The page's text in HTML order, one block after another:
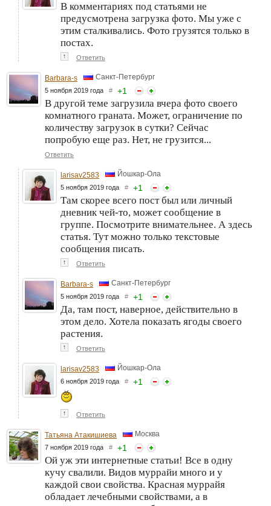
В комментариях под статьями не
предусмотрена загрузка фото. Мы уже с
этим сталкивались. Фото грузятся только в
постах.
↑ Ответить
Barbara-s Санкт-Петербург
5 ноября 2019 года # +1
В другой теме загрузила вчера фото своего
комнатного граната. Может, ограничение по
количеству загрузок в сутки? Сейчас
попробую еще раз. Нет, не грузится...
Ответить
larisav2583 Йошкар-Ола
5 ноября 2019 года # +1
Там скорее всего пост был или личный
дневник чей-то, может сообщение в
группе. Посмотрите внимательнее. А здесь
статья. Тут можно только текстовые
сообщения писать.
↑ Ответить
Barbara-s Санкт-Петербург
5 ноября 2019 года # +1
Да, там пост, наверное, действительно в
этом дело. Хотела показать ягоды своего
растения.
↑ Ответить
larisav2583 Йошкар-Ола
6 ноября 2019 года # +1
↑ Ответить
Татьяна Атакишиева Москва
7 ноября 2019 года # +1
Ой уж эти интернетные статьи! Все в одну
кучу свалили. Видов муррайи много и у
каждой свои свойства. Красная муррайя
обладает лечебными свойствами, а в